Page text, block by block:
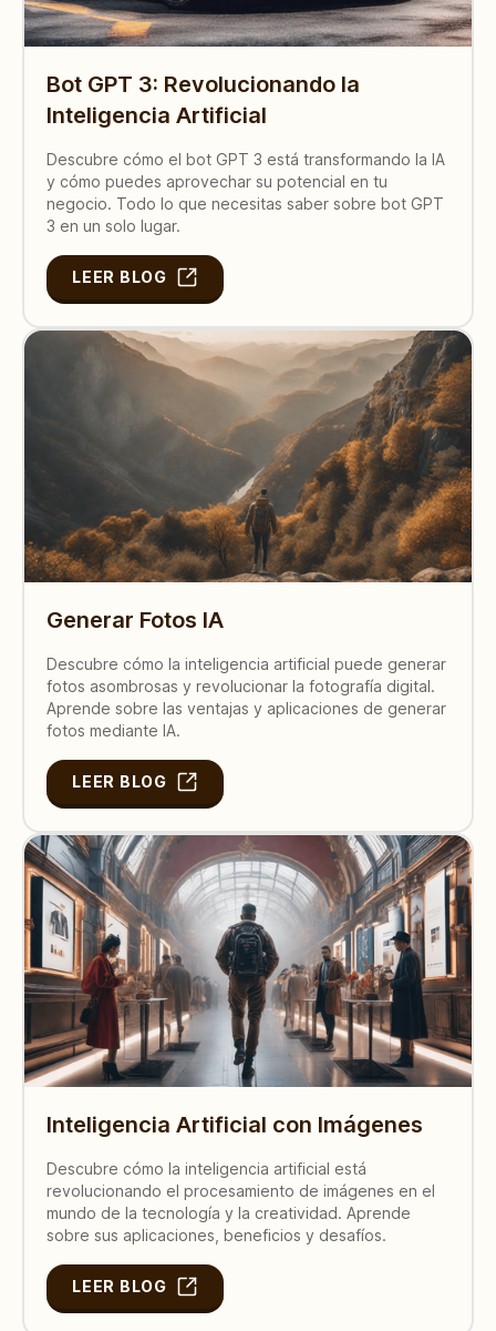
Bot GPT 3: Revolucionando la
Inteligencia Artificial
Descubre cómo el bot GPT 3 está transformando la IA
y cómo puedes aprovechar su potencial en tu
negocio. Todo lo que necesitas saber sobre bot GPT
3 en un solo lugar.
LEER BLOG
Generar Fotos IA
Descubre cómo la inteligencia artificial puede generar
fotos asombrosas y revolucionar la fotografía digital.
Aprende sobre las ventajas y aplicaciones de generar
fotos mediante IA.
LEER BLOG
Inteligencia Artificial con Imágenes
Descubre cómo la inteligencia artificial está
revolucionando el procesamiento de imágenes en el
mundo de la tecnología y la creatividad. Aprende
sobre sus aplicaciones, beneficios y desafíos.
LEER BLOG